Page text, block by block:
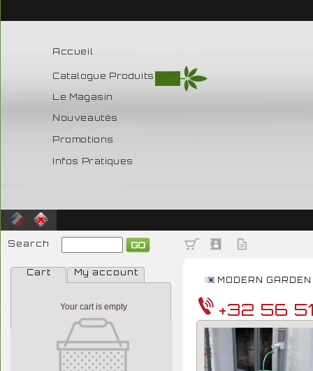
Accueil
Catalogue Produits
Le Magasin
Nouveautés
Promotions
Infos Pratiques
Search
Cart My account
Your cart is empty
MODERN GARDEN
+32 56